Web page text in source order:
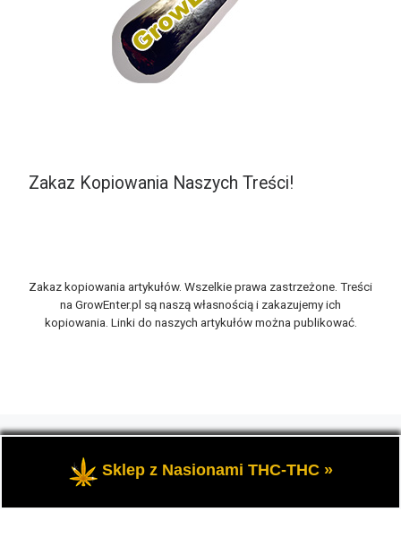
Zakaz Kopiowania Naszych Treści!
Zakaz kopiowania artykułów. Wszelkie prawa zastrzeżone. Treści
na GrowEnter.pl są naszą własnością i zakazujemy ich
kopiowania. Linki do naszych artykułów można publikować.
GrowEnter to strona o tematyce marihuany thc, potocznie
zwanej trawką i konopi cbd.
Sklep z Nasionami THC-THC »